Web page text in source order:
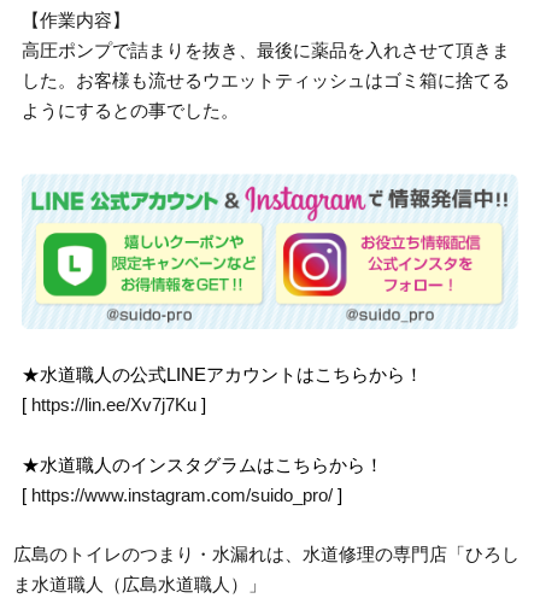
【作業内容】
高圧ポンプで詰まりを抜き、最後に薬品を入れさせて頂きま
した。お客様も流せるウエットティッシュはゴミ箱に捨てる
ようにするとの事でした。
★水道職人の公式LINEアカウントはこちらから！
[ https://lin.ee/Xv7j7Ku ]
★水道職人のインスタグラムはこちらから！
[ https://www.instagram.com/suido_pro/ ]
広島のトイレのつまり・水漏れは、水道修理の専門店「ひろし
ま水道職人（広島水道職人）」